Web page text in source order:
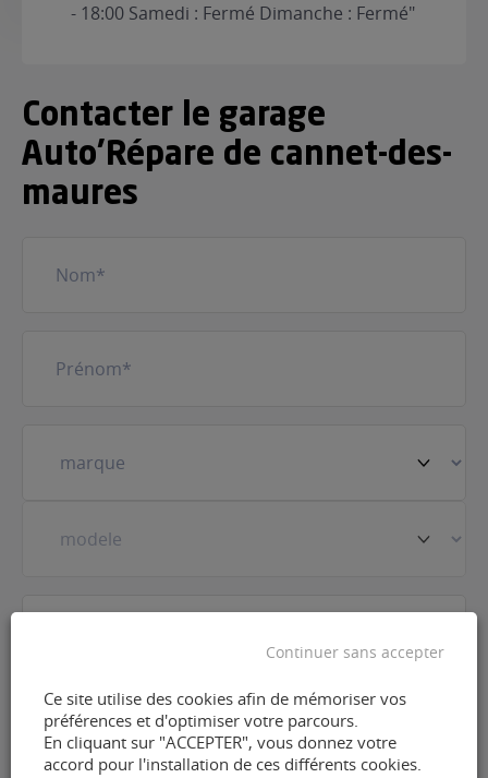
- 18:00 Samedi : Fermé Dimanche : Fermé"
Contacter le garage
Auto'Répare de cannet-des-
maures
véhicule(Nécessaire)
mail(Nécessaire)
Ce site utilise des cookies afin de mémoriser vos
préférences et d'optimiser votre parcours.
En cliquant sur "ACCEPTER", vous donnez votre
accord pour l'installation de ces différents cookies.
Continuer sans accepter